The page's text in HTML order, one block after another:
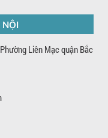
Liên Mạc quận Bắc